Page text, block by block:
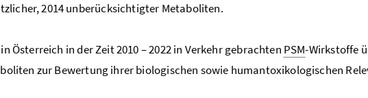
2014 unberücksichtigter Metaboliten.
Österreich in der Zeit 2010 – 2022 in Verkehr gebrachten PSM-Wirkstoffe
zur Bewertung ihrer biologischen sowie humantoxikologischen